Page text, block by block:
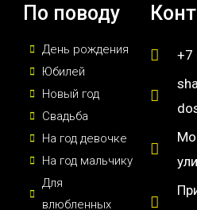
По поводу
День рождения
Юбилей
Новый год
Свадьба
На год девочке
На год мальчику
Для
влюбленных
+7